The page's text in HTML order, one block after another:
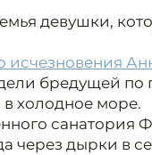
девушки,
исчезновения
бредущей
холодное море.
санатория
через дырки в